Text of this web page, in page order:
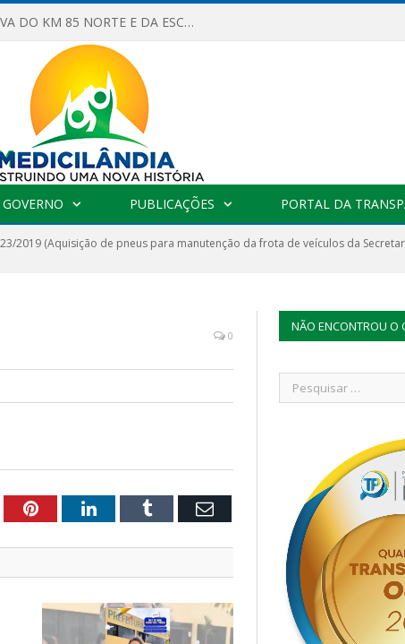
OBRAS DA QUADRA POLIESPORTIVA DO KM 85 NORTE E DA ESCOLA GASPAR VIANA AVANÇAM
PUBLICAÇÕES PORTAL DA
023/2019 (Aquisição de pneus para manutenção da frota de veículos da
0
PinterestLinkedInTumblr Email
NÃO ENCONTROU O